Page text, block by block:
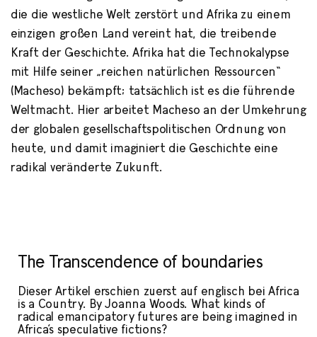
die die westliche Welt zerstört und Afrika zu einem
einzigen großen Land vereint hat, die treibende
Kraft der Geschichte. Afrika hat die Technokalypse
mit Hilfe seiner „reichen natürlichen Ressourcen“
(Macheso) bekämpft; tatsächlich ist es die führende
Weltmacht. Hier arbeitet Macheso an der Umkehrung
der globalen gesellschaftspolitischen Ordnung von
heute, und damit imaginiert die Geschichte eine
radikal veränderte Zukunft.
The Transcendence of boundaries
Dieser Artikel erschien zuerst auf englisch bei Africa
is a Country. By Joanna Woods. What kinds of
radical emancipatory futures are being imagined in
Africa’s speculative fictions?